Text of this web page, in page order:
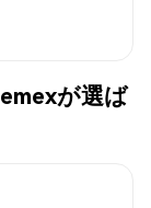
が選ば